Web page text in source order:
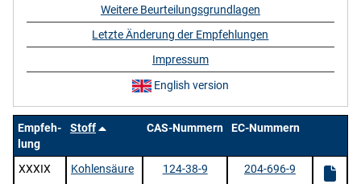
Empfeh-
lung
Stoff CAS-Nummern EC-Nummern
XXXIX Kohlensäure 124-38-9 204-696-9
Weitere Beurteilungsgrundlagen
Letzte Änderung der Empfehlungen
Impressum
English version